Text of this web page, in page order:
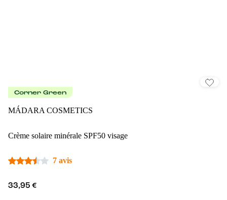
Corner Green
MÁDARA COSMETICS
Crème solaire minérale SPF50 visage
7 avis
33,95 €